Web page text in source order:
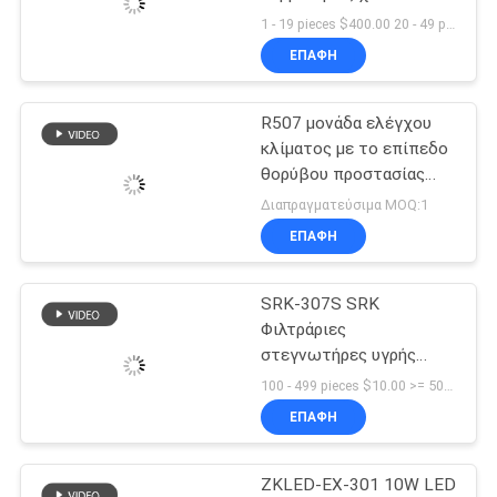
ΠΟΛΙΤΙΚΉ
ΑΠΟΡΡΉΤΟΥ
Δροσισμένες νερό
συμπυκνώνοντας
32
Δροσεροί
εξατμιστήρες
δωματίων
συμπυκνωτών 380V
ανταλλακτών
θερμότητας
1 - 19 pieces $400.00 20 - 49 pieces $380.00 >= 50 pieces $350.00 MOQ:1
ΕΠΑΦΉ
R507 μονάδα ελέγχου
κλίματος με το επίπεδο
θορύβου προστασίας
αντιστροφής φάσης
≤65dB (Α)
Διαπραγματεύσιμα MOQ:1
ΕΠΑΦΉ
SRK-307S SRK
Φιλτράριες
στεγνωτήρες υγρής
γραμμής για ψύξη
ΕΠΑΦΉ
ZKLED-EX-301 10W LED